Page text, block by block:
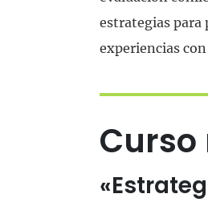
estrategias para
experiencias